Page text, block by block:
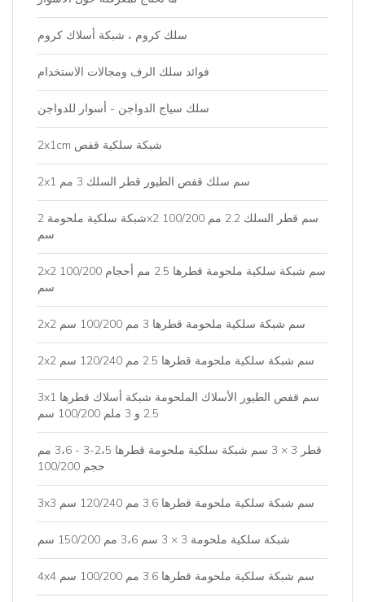
سلك كروم ، شبكة أسلاك كروم
فوائد سلك الرف ومجالات الاستخدام
سلك سياج الدواجن - أسوار للدواجن
2x1cm شبكة سلكية قفص
2x1 سم سلك قفص الطيور قطر السلك 3 مم
شبكة سلكية ملحومة 2x2 سم قطر السلك 2.2 مم 100/200
سم
2x2 سم شبكة سلكية ملحومة قطرها 2.5 مم أحجام 100/200
سم
2x2 سم شبكة سلكية ملحومة قطرها 3 مم 100/200 سم
2x2 سم شبكة سلكية ملحومة قطرها 2.5 مم 120/240 سم
3x1 سم قفص الطيور الأسلاك الملحومة شبكة أسلاك قطرها
2.5 و 3 ملم 100/200 سم
قطر 3 × 3 سم شبكة سلكية ملحومة قطرها 2،5-3 - 3،6 مم
حجم 100/200
3x3 سم شبكة سلكية ملحومة قطرها 3.6 مم 120/240 سم
شبكة سلكية ملحومة 3 × 3 سم 3،6 مم 150/200 سم
4x4 سم شبكة سلكية ملحومة قطرها 3.6 مم 100/200 سم